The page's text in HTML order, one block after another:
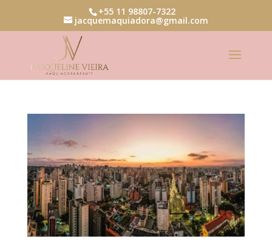
+55 11 98807-7322
jacquemaquiadora@gmail.com